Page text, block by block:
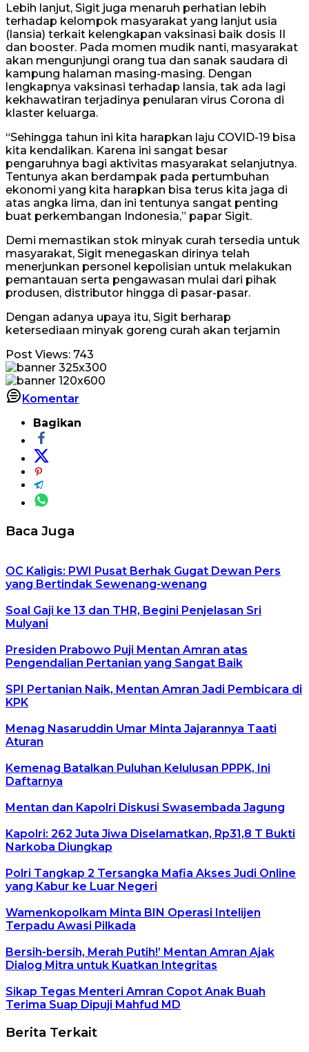
Lebih lanjut, Sigit juga menaruh perhatian lebih
terhadap kelompok masyarakat yang lanjut usia
(lansia) terkait kelengkapan vaksinasi baik dosis II
dan booster. Pada momen mudik nanti, masyarakat
akan mengunjungi orang tua dan sanak saudara di
kampung halaman masing-masing. Dengan
lengkapnya vaksinasi terhadap lansia, tak ada lagi
kekhawatiran terjadinya penularan virus Corona di
klaster keluarga.
“Sehingga tahun ini kita harapkan laju COVID-19 bisa
kita kendalikan. Karena ini sangat besar
pengaruhnya bagi aktivitas masyarakat selanjutnya.
Tentunya akan berdampak pada pertumbuhan
ekonomi yang kita harapkan bisa terus kita jaga di
atas angka lima, dan ini tentunya sangat penting
buat perkembangan Indonesia,” papar Sigit.
Demi memastikan stok minyak curah tersedia untuk
masyarakat, Sigit menegaskan dirinya telah
menerjunkan personel kepolisian untuk melakukan
pemantauan serta pengawasan mulai dari pihak
produsen, distributor hingga di pasar-pasar.
Dengan adanya upaya itu, Sigit berharap
ketersediaan minyak goreng curah akan terjamin
Post Views: 743
Komentar
Bagikan
Baca Juga
OC Kaligis: PWI Pusat Berhak Gugat Dewan Pers
yang Bertindak Sewenang-wenang
Soal Gaji ke 13 dan THR, Begini Penjelasan Sri
Mulyani
Presiden Prabowo Puji Mentan Amran atas
Pengendalian Pertanian yang Sangat Baik
SPI Pertanian Naik, Mentan Amran Jadi Pembicara di
KPK
Menag Nasaruddin Umar Minta Jajarannya Taati
Aturan
Kemenag Batalkan Puluhan Kelulusan PPPK, Ini
Daftarnya
Mentan dan Kapolri Diskusi Swasembada Jagung
Kapolri: 262 Juta Jiwa Diselamatkan, Rp31,8 T Bukti
Narkoba Diungkap
Polri Tangkap 2 Tersangka Mafia Akses Judi Online
yang Kabur ke Luar Negeri
Wamenkopolkam Minta BIN Operasi Intelijen
Terpadu Awasi Pilkada
Bersih-bersih, Merah Putih!’ Mentan Amran Ajak
Dialog Mitra untuk Kuatkan Integritas
Sikap Tegas Menteri Amran Copot Anak Buah
Terima Suap Dipuji Mahfud MD
Berita Terkait